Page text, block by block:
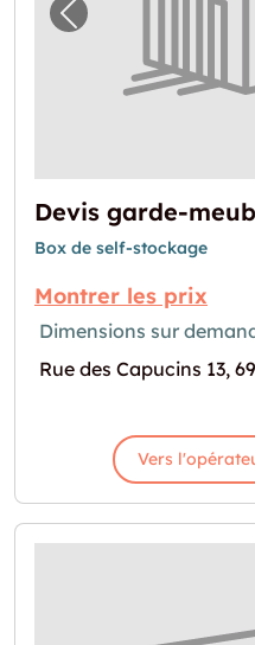
Image
Devis garde-
Box de self-stockage
Montrer les prix
Dimensions sur
Rue des Capucins 13,
Vers